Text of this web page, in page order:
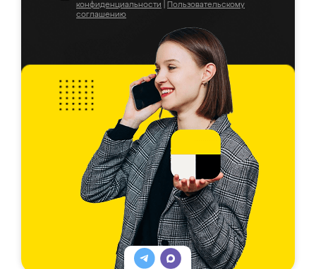
конфиденциальности
Пользовательскому
соглашению